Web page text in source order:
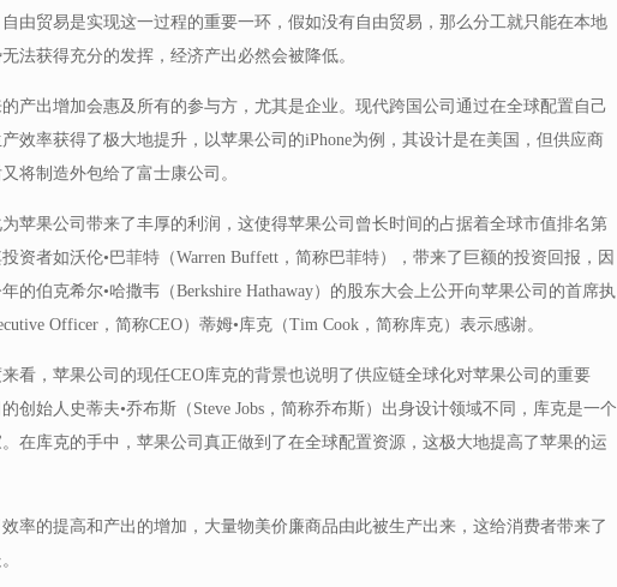
由贸易是实现这一过程的重要一环，假如没有自由贸易，那么分工就只能在本地
法获得充分的发挥，经济产出必然会被降低。
产出增加会惠及所有的参与方，尤其是企业。现代跨国公司通过在全球配置自己
效率获得了极大地提升，以苹果公司的iPhone为例，其设计是在美国，但供应商
将制造外包给了富士康公司。
苹果公司带来了丰厚的利润，这使得苹果公司曾长时间的占据着全球市值排名第
资者如沃伦•巴菲特（Warren Buffett，简称巴菲特），带来了巨额的投资回报，因
的伯克希尔•哈撒韦（Berkshire Hathaway）的股东大会上公开向苹果公司的首席执
Officer，简称CEO）蒂姆•库克（Tim Cook，简称库克）表示感谢。
看，苹果公司的现任CEO库克的背景也说明了供应链全球化对苹果公司的重要
创始人史蒂夫•乔布斯（Steve Jobs，简称乔布斯）出身设计领域不同，库克是一个
在库克的手中，苹果公司真正做到了在全球配置资源，这极大地提高了苹果的运
率的提高和产出的增加，大量物美价廉商品由此被生产出来，这给消费者带来了